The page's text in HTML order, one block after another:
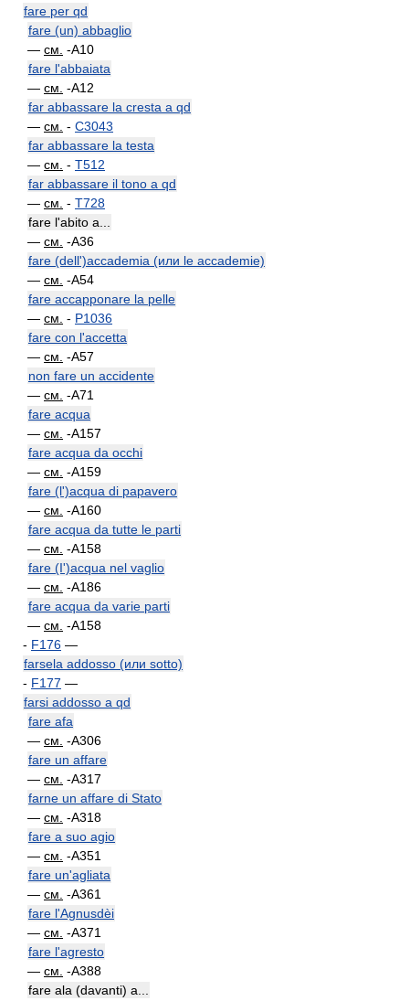
fare per qd
fare (un) abbaglio
— см. -A10
fare l'abbaiata
— см. -A12
far abbassare la cresta a qd
— см. - C3043
far abbassare la testa
— см. - T512
far abbassare il tono a qd
— см. - T728
fare l'abito a...
— см. -A36
fare (dell')accademia (или le accademie)
— см. -A54
fare accapponare la pelle
— см. - P1036
fare con l'accetta
— см. -A57
non fare un accidente
— см. -A71
fare acqua
— см. -A157
fare acqua da occhi
— см. -A159
fare (l')acqua di papavero
— см. -A160
fare acqua da tutte le parti
— см. -A158
fare (I')acqua nel vaglio
— см. -A186
fare acqua da varie parti
— см. -A158
- F176 —
farsela addosso (или sotto)
- F177 —
farsi addosso a qd
fare afa
— см. -A306
fare un affare
— см. -A317
farne un affare di Stato
— см. -A318
fare a suo agio
— см. -A351
fare un'agliata
— см. -A361
fare l'Agnusdèi
— см. -A371
fare l'agresto
— см. -A388
fare ala (davanti) a...